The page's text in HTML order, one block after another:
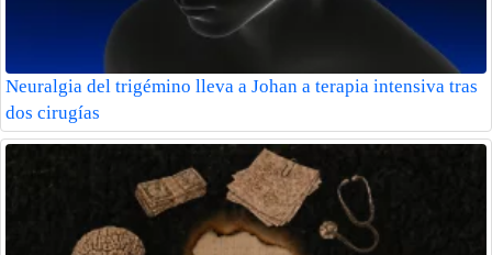
Neuralgia del trigémino lleva a Johan a terapia intensiva tras
dos cirugías